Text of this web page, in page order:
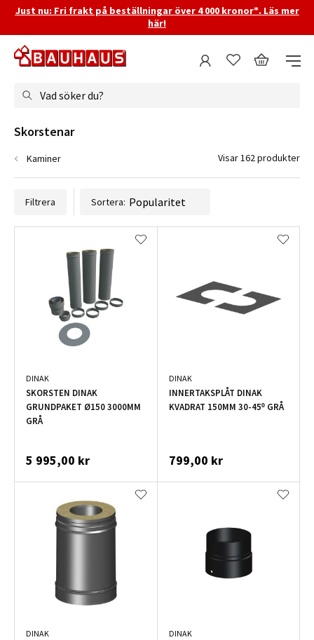
Just nu: Fri frakt på beställningar över 4 000 kronor*. Läs mer
här!
Vad söker du?
Filtrera Sortera:
DINAK
SKORSTEN DINAK
GRUNDPAKET Ø150 3000MM
GRÅ
5 995,00 kr
DINAK
INNERTAKSPLÅT DINAK
KVADRAT 150MM 30-45º GRÅ
799,00 kr
DINAK DINAK
Skorstenar
Kaminer Visar 162 produkter